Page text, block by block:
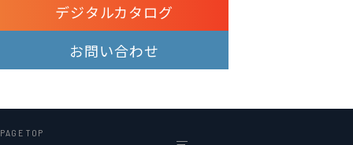
デジタルカタログ
お問い合わせ
PAGE TOP